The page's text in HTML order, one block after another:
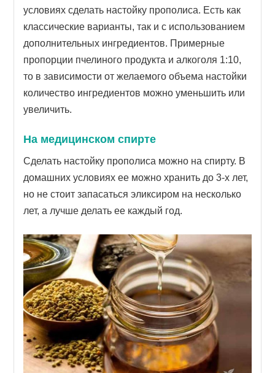
условиях сделать настойку прополиса. Есть как
классические варианты, так и с использованием
дополнительных ингредиентов. Примерные
пропорции пчелиного продукта и алкоголя 1:10,
то в зависимости от желаемого объема настойки
количество ингредиентов можно уменьшить или
увеличить.
На медицинском спирте
Сделать настойку прополиса можно на спирту. В
домашних условиях ее можно хранить до 3-х лет,
но не стоит запасаться эликсиром на несколько
лет, а лучше делать ее каждый год.